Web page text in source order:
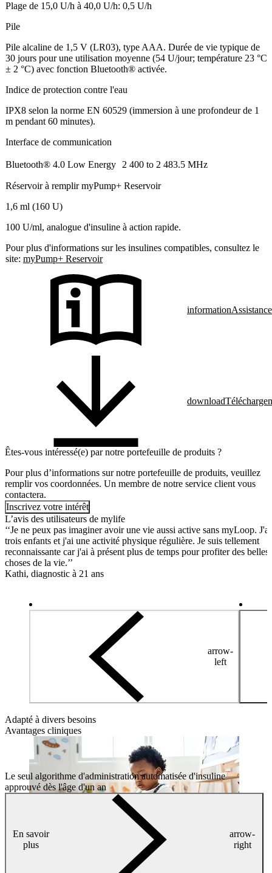
Plage de 15,0 U/h à 40,0 U/h: 0,5 U/h
Pile
Pile alcaline de 1,5 V (LR03), type AAA. Durée de vie typique de
30 jours pour une utilisation moyenne (54 U/jour; température 23 °C
± 2 °C) avec fonction Bluetooth® activée.
Indice de protection contre l'eau
IPX8 selon la norme EN 60529 (immersion à une profondeur de 1
m pendant 60 minutes).
Interface de communication
Bluetooth® 4.0 Low Energy 2 400 to 2 483.5 MHz
Réservoir à remplir myPump+ Reservoir
1,6 ml (160 U)
100 U/ml, analogue d'insuline à action rapide.
Pour plus d'informations sur les insulines compatibles, consultez le
site: myPump+ Reservoir
informationAssistance
download
Êtes-vous intéressé(e) par notre portefeuille de produits ?
Pour plus d’informations sur notre portefeuille de produits, veuillez
remplir vos coordonnées. Un membre de notre service client vous
contactera.
Inscrivez votre intérêt
L’avis des utilisateurs de mylife
‘‘Je ne peux pas imaginer avoir une vie aussi active sans myLoop. J'ai
trois enfants et j'ai une activité physique régulière. Je suis tellement
reconnaissante car j'ai à présent plus de temps pour profiter des belles
choses de la vie.’’
Kathi, diagnostic à 21 ans
arrow-
left
Adapté à divers besoins
Avantages cliniques
Le seul algorithme d'administration automatisée d'insuline
approuvé dès l'âge d'un an
En savoir
plus
arrow-
right